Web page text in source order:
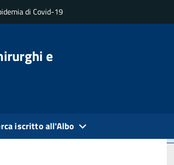
di Covid-19
e
iscritto all'Albo
corruzione e della trasparenza
della